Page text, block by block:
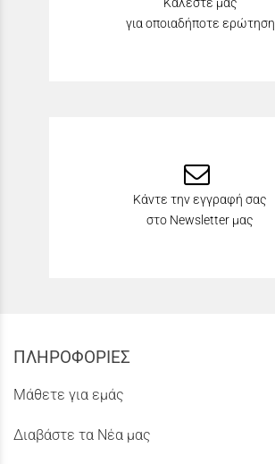
Καλέστε μας
για οποιαδήποτε ερώτηση
Κάντε την εγγραφή σας
στο Newsletter μας
ΠΛΗΡΟΦΟΡΙΕΣ
Μάθετε για εμάς
Διαβάστε τα Νέα μας